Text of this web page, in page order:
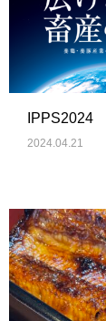
IPPS2024
2024.04.21